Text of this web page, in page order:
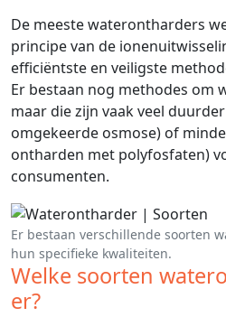
De meeste waterontharders
principe van de
efficiëntste en veiligste
Er bestaan nog methodes om
maar die zijn vaak veel
omgekeerde osmose) of
ontharden met polyfosfaten)
consumenten.
Er bestaan verschillende soorten
hun specifieke kwaliteiten.
Welke soorten
er?